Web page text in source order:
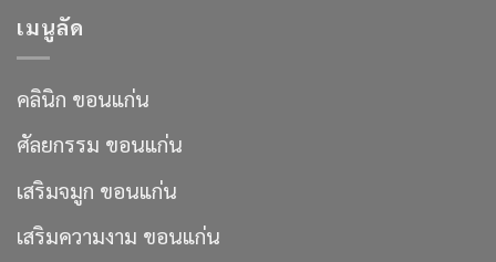
เมนูลัด
คลินิก ขอนแก่น
ศัลยกรรม ขอนแก่น
เสริมจมูก ขอนแก่น
เสริมความงาม ขอนแก่น